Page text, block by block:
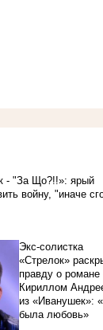
- "За Що?!!»: ярый
войну, "иначе
Экс-солистка
«Стрелок»
правду о романе
Кириллом
из «Иванушек»:
была любовь»